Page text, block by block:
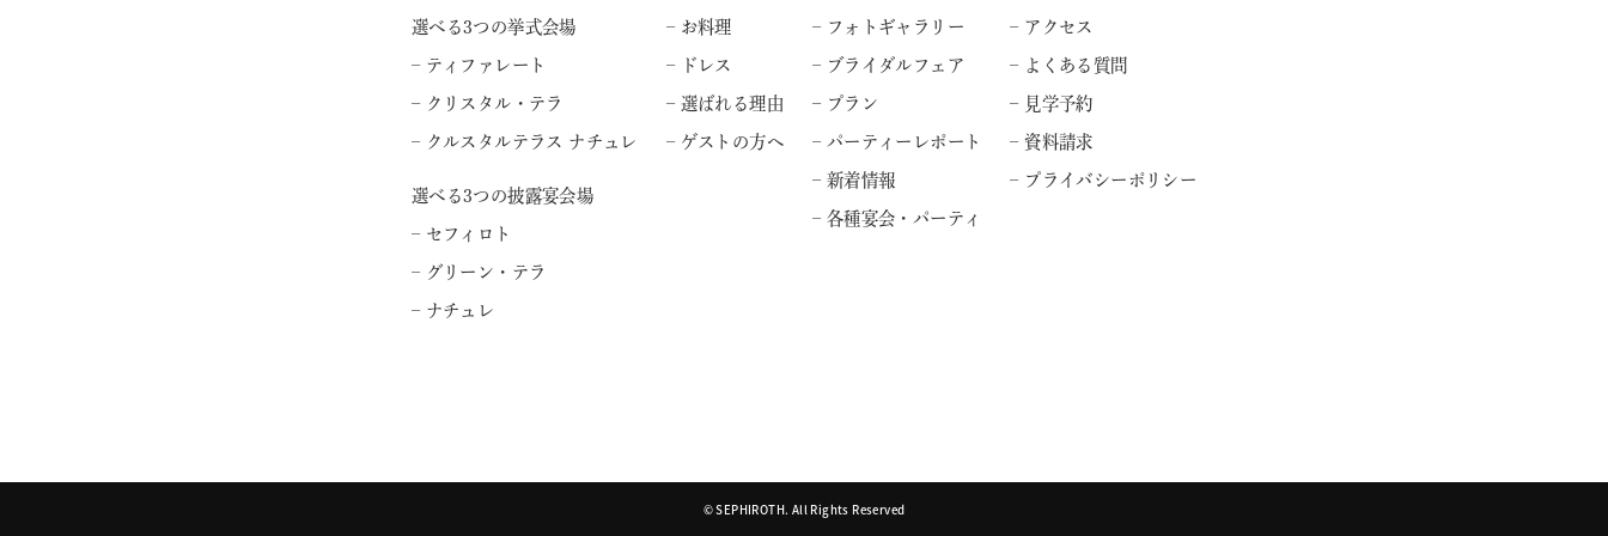
選べる3つの挙式会場
– ティファレート
– クリスタル・テラ
– クルスタルテラス ナチュレ
選べる3つの披露宴会場
– セフィロト
– グリーン・テラ
– ナチュレ
– お料理
– ドレス
– 選ばれる理由
– ゲストの方へ
– フォトギャラリー
– ブライダルフェア
– プラン
– パーティーレポート
– 新着情報
– 各種宴会・パーティ
– アクセス
– よくある質問
– 見学予約
– 資料請求
– プライバシーポリシー
© SEPHIROTH. All Rights Reserved